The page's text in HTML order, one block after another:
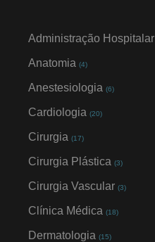
Administração Hospitalar
Anatomia (4)
Anestesiologia (6)
Cardiologia (20)
Cirurgia (17)
Cirurgia Plástica (3)
Cirurgia Vascular (3)
Clínica Médica (18)
Dermatologia (15)